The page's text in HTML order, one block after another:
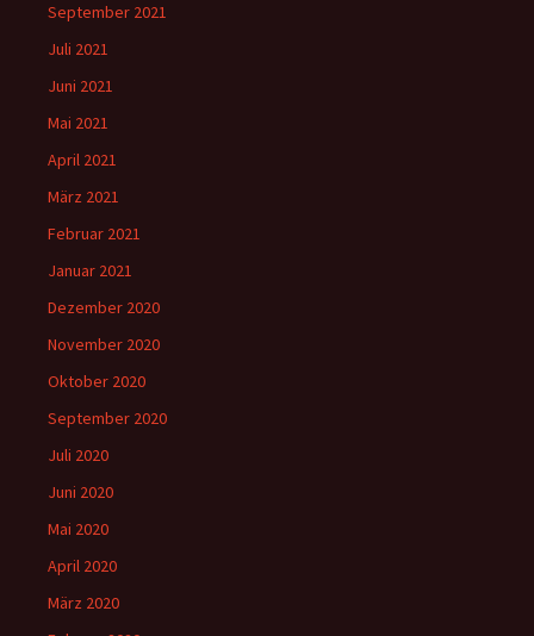
September 2021
Juli 2021
Juni 2021
Mai 2021
April 2021
März 2021
Februar 2021
Januar 2021
Dezember 2020
November 2020
Oktober 2020
September 2020
Juli 2020
Juni 2020
Mai 2020
April 2020
März 2020